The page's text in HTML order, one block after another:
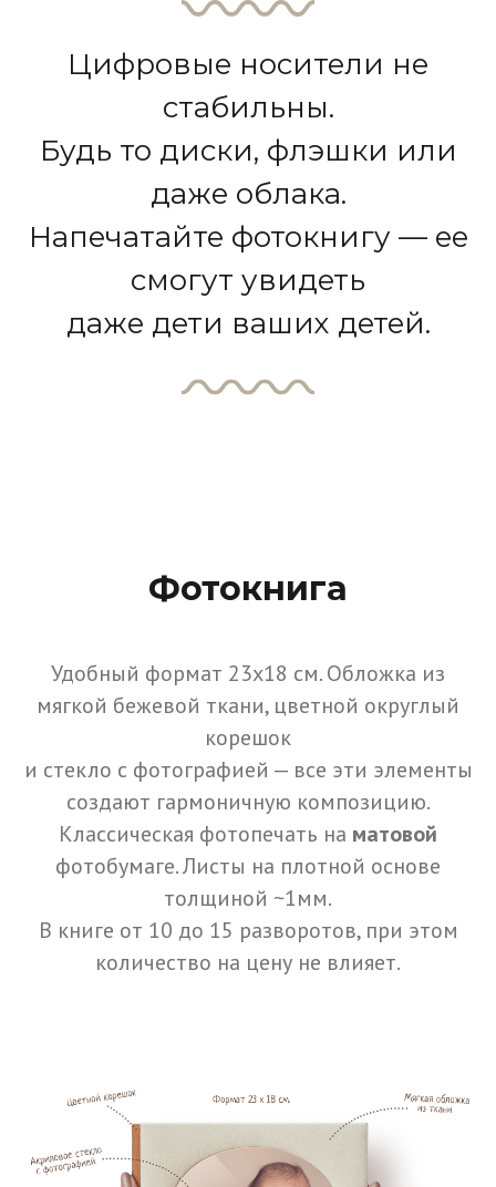
Цифровые носители не
стабильны.
Будь то диски, флэшки или
даже облака.
Напечатайте фотокнигу — ее
смогут увидеть
даже дети ваших детей.
Фотокнига
Удобный формат 23х18 см. Обложка из
мягкой бежевой ткани, цветной округлый
корешок
и стекло с фотографией — все эти элементы
создают гармоничную композицию.
Классическая фотопечать на матовой
фотобумаге. Листы на плотной основе
толщиной ~1мм.
В книге от 10 до 15 разворотов, при этом
количество на цену не влияет.